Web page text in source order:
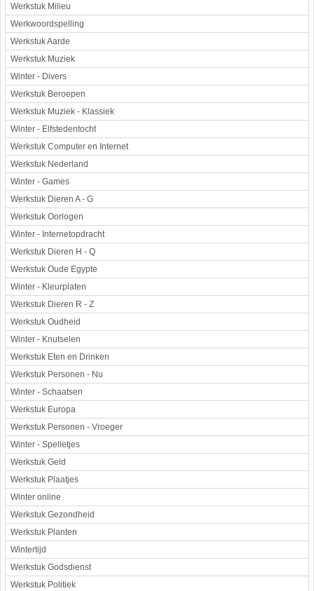
Werkstuk Milieu
Werkwoordspelling
Werkstuk Aarde
Werkstuk Muziek
Winter - Divers
Werkstuk Beroepen
Werkstuk Muziek - Klassiek
Winter - Elfstedentocht
Werkstuk Computer en Internet
Werkstuk Nederland
Winter - Games
Werkstuk Dieren A - G
Werkstuk Oorlogen
Winter - Internetopdracht
Werkstuk Dieren H - Q
Werkstuk Oude Egypte
Winter - Kleurplaten
Werkstuk Dieren R - Z
Werkstuk Oudheid
Winter - Knutselen
Werkstuk Eten en Drinken
Werkstuk Personen - Nu
Winter - Schaatsen
Werkstuk Europa
Werkstuk Personen - Vroeger
Winter - Spelletjes
Werkstuk Geld
Werkstuk Plaatjes
Winter online
Werkstuk Gezondheid
Werkstuk Planten
Wintertijd
Werkstuk Godsdienst
Werkstuk Politiek